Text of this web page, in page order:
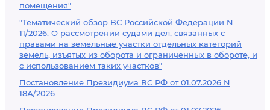
помещения"
"Тематический обзор ВС Российской Федерации N
11/2026. О рассмотрении судами дел, связанных с
правами на земельные участки отдельных категорий
земель, изъятых из оборота и ограниченных в обороте, и
с использованием таких участков"
Постановление Президиума ВС РФ от 01.07.2026 N
18А/2026